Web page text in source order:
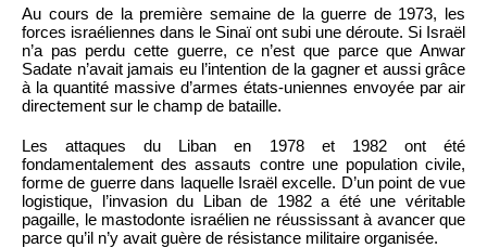
Au cours de la première semaine de la guerre de 1973, les
forces israéliennes dans le Sinaï ont subi une déroute. Si Israël
n’a pas perdu cette guerre, ce n’est que parce que Anwar
Sadate n’avait jamais eu l’intention de la gagner et aussi grâce
à la quantité massive d’armes états-uniennes envoyée par air
directement sur le champ de bataille.
Les attaques du Liban en 1978 et 1982 ont été
fondamentalement des assauts contre une population civile,
forme de guerre dans laquelle Israël excelle. D’un point de vue
logistique, l’invasion du Liban de 1982 a été une véritable
pagaille, le mastodonte israélien ne réussissant à avancer que
parce qu’il n’y avait guère de résistance militaire organisée.